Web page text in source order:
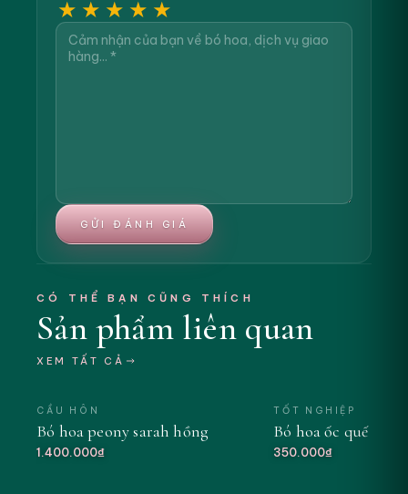
★ ★ ★ ★ ★
GỬI ĐÁNH GIÁ
CÓ THỂ BẠN CŨNG THÍCH
Sản phẩm liên quan
XEM TẤT CẢ
MỚI
CẦU HÔN
Bó hoa peony sarah hồng
1.400.000₫
TỐT NGHIỆP
Bó hoa ốc quế
350.000₫